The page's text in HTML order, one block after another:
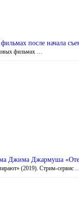
после начала
фильмах …
Джима Джармуша
(2019). Стрим-сервис …